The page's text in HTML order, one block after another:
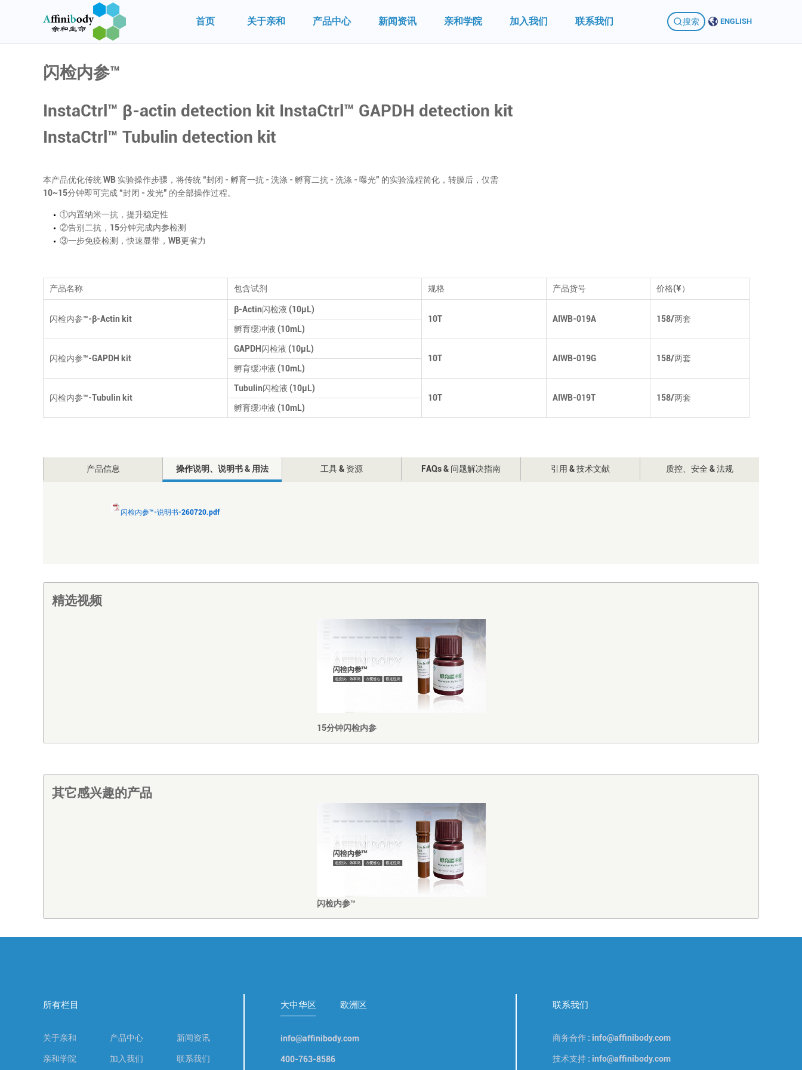
首页 关于亲和 产品中心 新闻资讯 亲和学院 加入我们 联系我们 搜索 ENGLISH
闪检内参™
InstaCtrl™ β-actin detection kit InstaCtrl™ GAPDH detection kit
InstaCtrl™ Tubulin detection kit
本产品优化传统 WB 实验操作步骤，将传统 “封闭 - 孵育一抗 - 洗涤 - 孵育二抗 - 洗涤 - 曝光” 的实验流程简化，转膜后，仅需
10~15分钟即可完成 “封闭 - 发光” 的全部操作过程。
①内置纳米一抗，提升稳定性
②告别二抗，15分钟完成内参检测
③一步免疫检测，快速显带，WB更省力
产品名称 包含试剂 规格 产品货号 价格(¥）
闪检内参™-β-Actin kit
β-Actin闪检液 (10μL)
10T
AIWB-019A
158/两套
孵育缓冲液 (10mL)
闪检内参™-GAPDH kit
GAPDH闪检液 (10μL)
10T
AIWB-019G
158/两套
孵育缓冲液 (10mL)
闪检内参™-Tubulin kit
Tubulin闪检液 (10μL)
10T
AIWB-019T
158/两套
孵育缓冲液 (10mL)
产品信息 操作说明、说明书 & 用法 工具 & 资源 FAQs & 问题解决指南 引用 & 技术文献 质控、安全 & 法规
闪检内参™-说明书-260720.pdf
精选视频
15分钟闪检内参
其它感兴趣的产品
闪检内参™
所有栏目
关于亲和 产品中心 新闻资讯
亲和学院 加入我们 联系我们
大中华区 欧洲区
info@affinibody.com
400-763-8586
联系我们
商务合作 : info@affinibody.com
技术支持 : info@affinibody.com